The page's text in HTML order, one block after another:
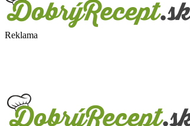
Reklama